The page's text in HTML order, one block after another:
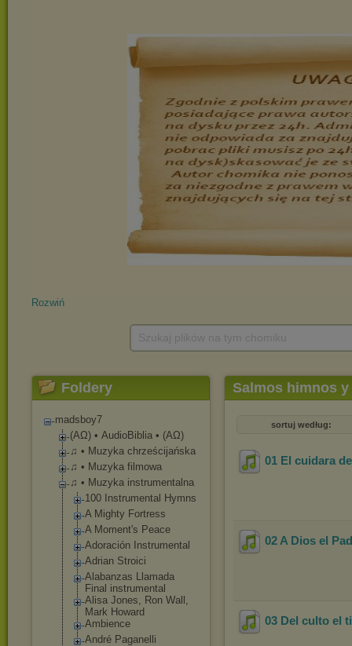
Rozwiń
Foldery
madsboy7
(ΑΩ) • AudioBiblia • (ΑΩ)
♫ • Muzyka chrześcijańska
♫ • Muzyka filmowa
♫ • Muzyka instrumentalna
100 Instrumental Hymns
A Mighty Fortress
A Moment's Peace
Adoración Instrumental
Adrian Stroici
Alabanzas Llamada
Final instrumental
Alisa Jones, Ron Wall,
Mark Howard
Ambience
André Paganelli
Salmos himnos
sortuj według:
01 El cuidara
02 A Dios el
03 Del culto el